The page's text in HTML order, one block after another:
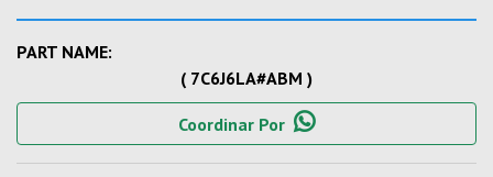
PART NAME:
( 7C6J6LA#ABM )
Coordinar Por